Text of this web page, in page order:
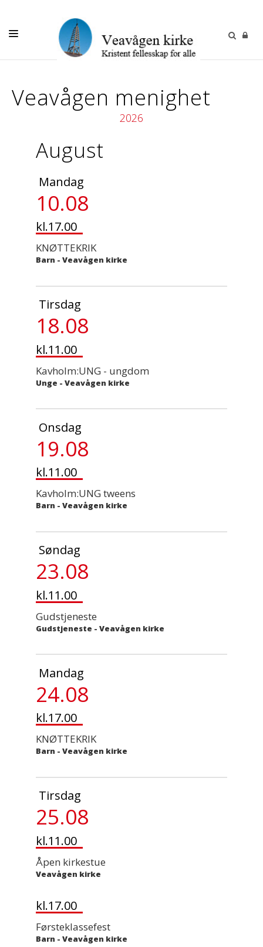
KONFIRMASJON
OM OSS
FOR MEDARBEIDERE
Veavågen menighet
2026
August
Mandag
10.08
kl.17.00
KNØTTEKRIK
Barn - Veavågen kirke
Tirsdag
18.08
kl.11.00
Kavholm:UNG - ungdom
Unge - Veavågen kirke
Onsdag
19.08
kl.11.00
Kavholm:UNG tweens
Barn - Veavågen kirke
Søndag
23.08
kl.11.00
Gudstjeneste
Gudstjeneste - Veavågen kirke
Mandag
24.08
kl.17.00
KNØTTEKRIK
Barn - Veavågen kirke
Tirsdag
25.08
kl.11.00
Åpen kirkestue
Veavågen kirke
kl.17.00
Førsteklassefest
Barn - Veavågen kirke